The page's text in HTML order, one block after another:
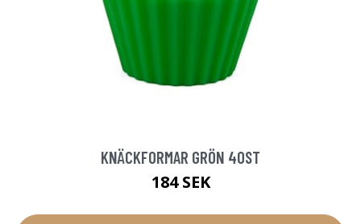
KNÄCKFORMAR GRÖN 40ST
184 SEK